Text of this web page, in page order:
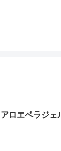
アロエベラジェ